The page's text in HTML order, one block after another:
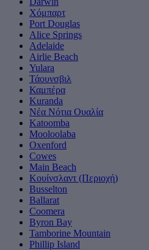
Χόμπαρτ
Port Douglas
Alice Springs
Adelaide
Airlie Beach
Yulara
Τάουνσβιλ
Καμπέρα
Kuranda
Νέα Νότια Ουαλία
Katoomba
Mooloolaba
Oxenford
Cowes
Main Beach
Κουίνσλαντ (Περιοχή)
Busselton
Ballarat
Coomera
Byron Bay
Tamborine Mountain
Phillip Island